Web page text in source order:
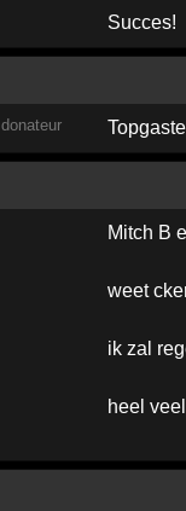
Succes!
donateur
Mitch B
weet
ik zal
heel